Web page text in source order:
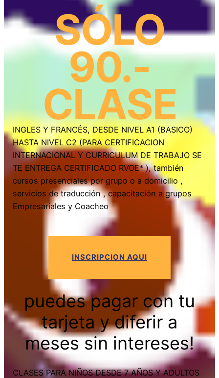
SÓLO
90.-
CLASE
INGLES Y FRANCÉS, DESDE NIVEL A1 (BASICO)
HASTA NIVEL C2 (PARA CERTIFICACION
INTERNACIONAL Y CURRICULUM DE TRABAJO SE
TE ENTREGA CERTIFICADO RVOE* ), también
cursos presenciales por grupo o a domicilio ,
servicios de traducción , capacitación a grupos
Empresariales y Coacheo
INSCRIPCION AQUI
puedes pagar con tu
tarjeta y diferir a
meses sin intereses!
CLASES PARA NIÑOS DESDE 7 AÑOS Y ADULTOS